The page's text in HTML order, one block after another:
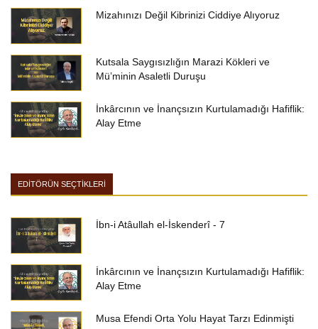
Mizahınızı Değil Kibrinizi Ciddiye Alıyoruz
Kutsala Saygısızlığın Marazi Kökleri ve
Mü’minin Asaletli Duruşu
İnkârcının ve İnançsızın Kurtulamadığı Hafiflik:
Alay Etme
EDİTÖRÜN SEÇTİKLERİ
İbn-i Atâullah el-İskenderî - 7
İnkârcının ve İnançsızın Kurtulamadığı Hafiflik:
Alay Etme
Musa Efendi Orta Yolu Hayat Tarzı Edinmişti